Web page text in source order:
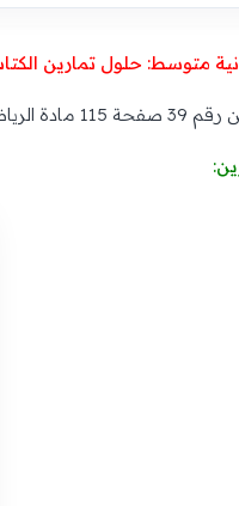
متوسط: حلول تمارين
الجيل الثاني: دائرة، قوس دائرة
: